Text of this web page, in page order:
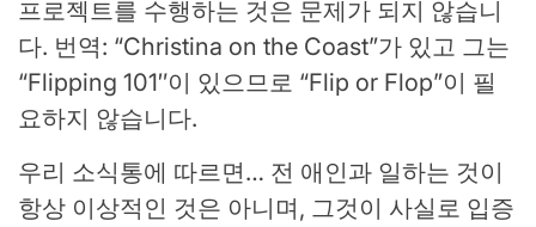
프로젝트를 수행하는 것은 문제가 되지 않습니
다. 번역: “Christina on the Coast”가 있고 그는
“Flipping 101″이 있으므로 “Flip or Flop”이 필
요하지 않습니다.
우리 소식통에 따르면… 전 애인과 일하는 것이
항상 이상적인 것은 아니며, 그것이 사실로 입증